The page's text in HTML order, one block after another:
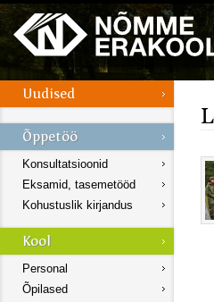
Konsultatsioonid
Eksamid, tasemetööd
Kohustuslik kirjandus
Personal
Õpilased